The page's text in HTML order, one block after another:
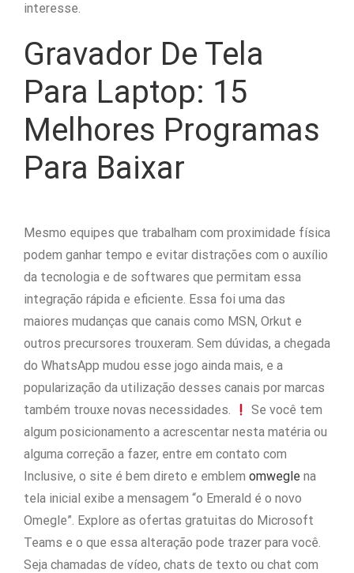
interesse.
Gravador De Tela
Para Laptop: 15
Melhores Programas
Para Baixar
Mesmo equipes que trabalham com proximidade física
podem ganhar tempo e evitar distrações com o auxílio
da tecnologia e de softwares que permitam essa
integração rápida e eficiente. Essa foi uma das
maiores mudanças que canais como MSN, Orkut e
outros precursores trouxeram. Sem dúvidas, a chegada
do WhatsApp mudou esse jogo ainda mais, e a
popularização da utilização desses canais por marcas
também trouxe novas necessidades.
Se você tem
algum posicionamento a acrescentar nesta matéria ou
alguma correção a fazer, entre em contato com
Inclusive, o site é bem direto e emblem omwegle na
tela inicial exibe a mensagem “o Emerald é o novo
Omegle”. Explore as ofertas gratuitas do Microsoft
Teams e o que essa alteração pode trazer para você.
Seja chamadas de vídeo, chats de texto ou chat com